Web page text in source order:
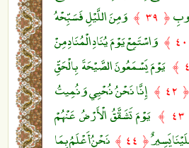
﴿ ٣٩ ﴾
وَمِنَ اللَّيْلِ فَسَبِّحْهُ
وَاسْتَمِعْ يَوْمَ يُنَادِ الْمُنَادِ مِنْ
يَوْمَ يَسْمَعُونَ الصَّيْحَةَ بِالْحَقِّ
﴿ ٤٢ ﴾
إِنَّا نَحْنُ نُحْيِي وَنُمِيتُ
يَوْمَ تَشَقَّقُ الْأَرْضُ عَنْهُمْ
يَسِيرٌ﴿ ٤٤ ﴾
نَحْنُ أَعْلَمُ بِمَا